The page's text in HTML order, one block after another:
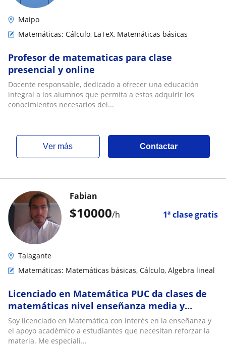
Maipo
Matemáticas: Cálculo, LaTeX, Matemáticas básicas
Profesor de matematicas para clase
presencial y online
Docente responsable, dedicado a ofrecer una educación
integral a los alumnos que permita a estos adquirir los
conocimientos necesarios del...
ver más Contactar
$10000/h 1ª clase gratis
Fabian
Talagante
Matemáticas: Matemáticas básicas, Cálculo, Álgebra lineal
Licenciado en Matemática PUC da clases de
matemáticas nivel enseñanza media y
universitario
Soy licenciado en Matemática con interés en la enseñanza y
el apoyo académico a estudiantes que necesitan reforzar la
materia. Me especiali...